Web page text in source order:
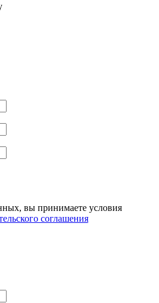
вы принимаете условия
соглашения